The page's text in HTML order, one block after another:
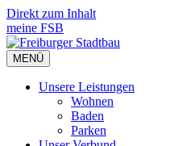
Direkt zum Inhalt
meine FSB
MENÜ
Unsere Leistungen
Wohnen
Baden
Parken